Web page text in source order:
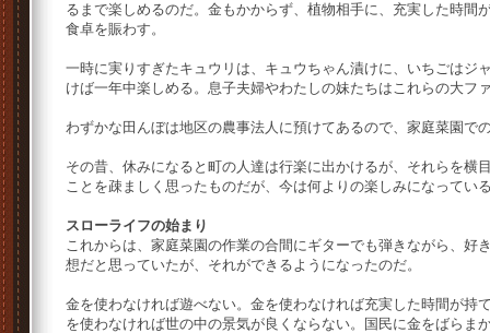
るまで楽しめるのだ。金もかからず、植物相手に、充実した時間
食卓を賑わす。
一時に実りすぎたキュウリは、キュウちゃん漬けに、いちごはジ
けば一年中楽しめる。息子夫婦やわたしの妹たちはこれらの大フ
わずかな田んぼは地区の農事法人に預けてあるので、家庭菜園で
その昔、休みになると町の人達は行楽に出かけるが、それらを横
ことを疎ましく思ったものだが、今は何よりの楽しみになってい
スローライフの始まり
これからは、家庭菜園の作業の合間にギターでも弾きながら、好
想だと思っていたが、それができるようになったのだ。
金を使わなければ遊べない。金を使わなければ充実した時間が持
を使わなければ世の中の景気が良くならない。国民に金をばらま